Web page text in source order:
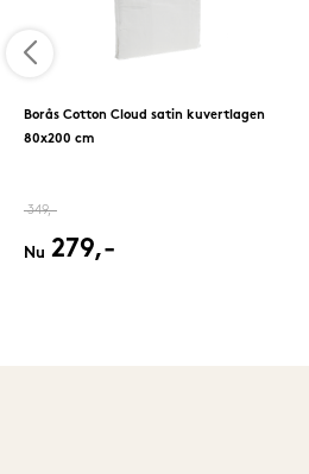
Borås Cotton Cloud satin kuvertlagen
80x200 cm
349,-
Nu 279,-